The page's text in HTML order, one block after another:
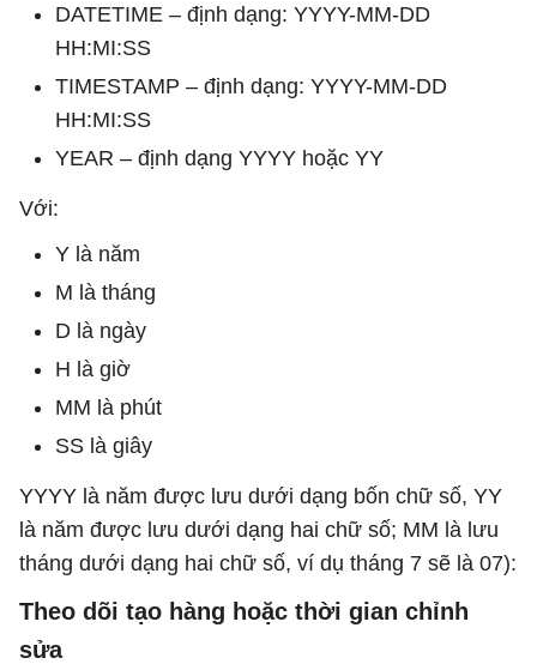
DATETIME – định dạng: YYYY-MM-DD
HH:MI:SS
TIMESTAMP – định dạng: YYYY-MM-DD
HH:MI:SS
YEAR – định dạng YYYY hoặc YY
Với:
Y là năm
M là tháng
D là ngày
H là giờ
MM là phút
SS là giây
YYYY là năm được lưu dưới dạng bốn chữ số, YY
là năm được lưu dưới dạng hai chữ số; MM là lưu
tháng dưới dạng hai chữ số, ví dụ tháng 7 sẽ là 07):
Theo dõi tạo hàng hoặc thời gian chỉnh
sửa